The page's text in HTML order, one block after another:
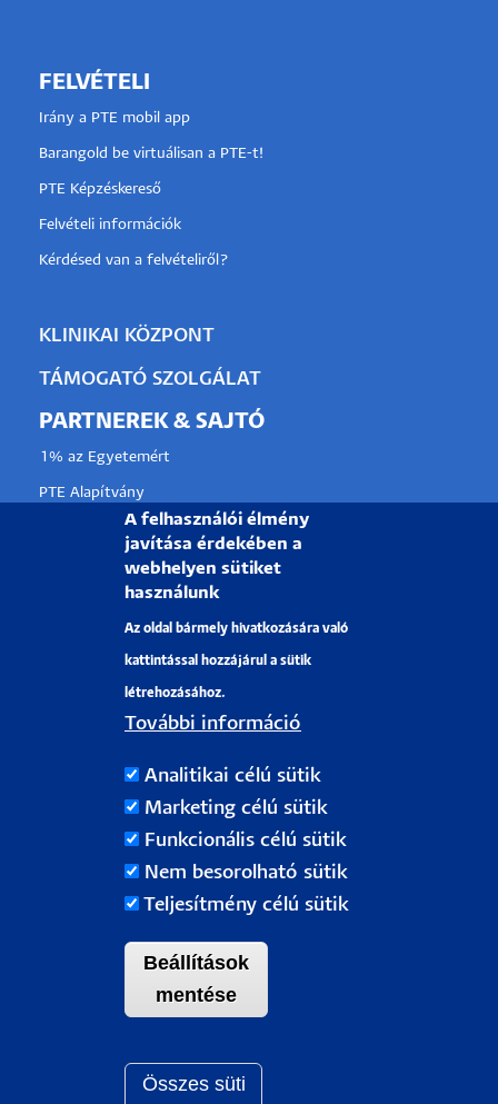
FELVÉTELI
Irány a PTE mobil app
Barangold be virtuálisan a PTE-t!
PTE Képzéskereső
Felvételi információk
Kérdésed van a felvételiről?
KLINIKAI KÖZPONT
TÁMOGATÓ SZOLGÁLAT
PARTNEREK & SAJTÓ
1% az Egyetemért
PTE Alapítvány
Partnerkapcsolati lehetőségek
Médiaajánlat
Pályázati projektek
H-7622 Pécs, Vasvári Pál utca. 4.
Tel.:+36-72/501-500
A felhasználói élmény
javítása érdekében a
webhelyen sütiket
használunk
Az oldal bármely hivatkozására való
kattintással hozzájárul a sütik
létrehozásához.
További információ
Analitikai célú sütik
Marketing célú sütik
Funkcionális célú sütik
Nem besorolható sütik
Teljesítmény célú sütik
Beállítások
mentése
Összes süti